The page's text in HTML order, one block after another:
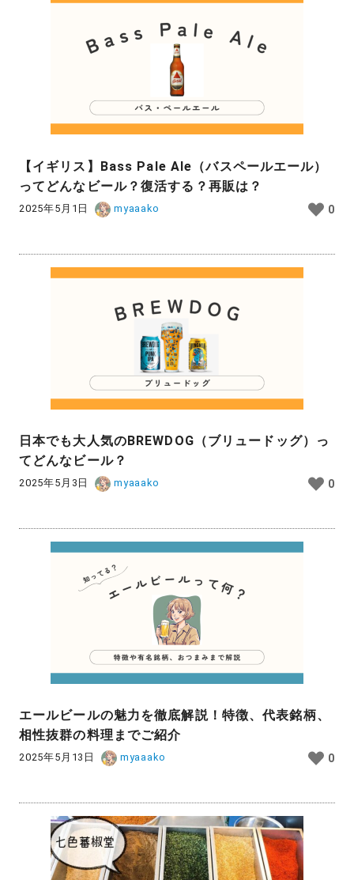
【イギリス】Bass Pale Ale（バスペールエール）
ってどんなビール？復活する？再販は？
2025年5月1日 myaaako 0
日本でも大人気のBREWDOG（ブリュードッグ）っ
てどんなビール？
2025年5月3日 myaaako 0
エールビールの魅力を徹底解説！特徴、代表銘柄、
相性抜群の料理までご紹介
2025年5月13日 myaaako 0